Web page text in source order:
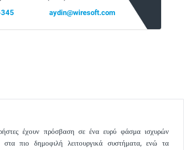
aydin@wiresoft.com
έχουν πρόσβαση σε ένα ευρύ φάσμα ισχυρών
πιο δημοφιλή λειτουργικά συστήματα, ενώ τα